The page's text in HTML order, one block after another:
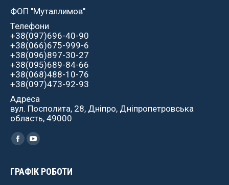
ФОП "Муталлимов"
Телефони
+38(097)696-40-90
+38(066)675-999-6
+38(096)897-30-27
+38(095)689-84-66
+38(068)488-10-76
+38(097)473-92-93
Адреса
вул. Посполита, 28, Дніпро, Дніпропетровська
область, 49000
Найдите нас:
Facebook
YouTube
ГРАФІК РОБОТИ